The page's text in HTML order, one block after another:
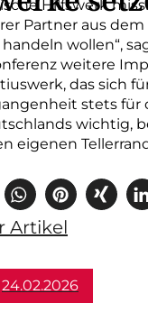
Hilfswerk
Partner aus
wollen“,
weitere
das sich
stets
wichtig,
eigenen
Artikel
24.02.2026